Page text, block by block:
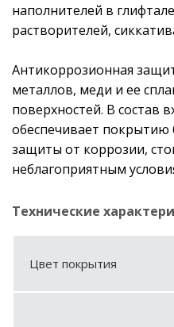
наполнителей в
растворителей,
Антикоррозионная
металлов, меди и ее
поверхностей. В состав
обеспечивает покрытию
защиты от коррозии,
неблагоприятным
Технические
Цвет покрытия